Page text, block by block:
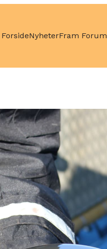
ForsideNyheterFram Forum